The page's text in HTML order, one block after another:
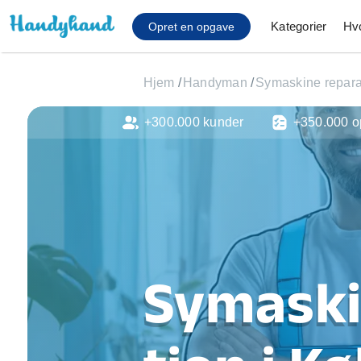
Opret en opgave Kategorier
Affaldsfjernelse
Afhentning af
Anlæg af terrasse
Cykel reparation
Flyttehjælp
Gulvlaminering
Hårde hvidevare
Hjælp til mobil, pc, tv
Installation af ildsted
Møbelsamling og
Ophængning af
Hjem / Handyman /Symaskine
+300.000 kunder +350.000